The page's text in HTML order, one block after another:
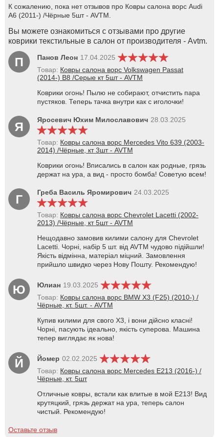
К сожалению, пока нет отзывов про Ковры салона ворс Audi
A6 (2011-) /Чёрные 5шт - AVTM.
Вы можете ознакомиться с отзывами про другие
коврики текстильные в салон от производителя - Avtm.
П Панов Леон 17.04.2025
Товар: Ковры салона ворс Volkswagen Passat
(2014-) B8 /Серые кт 5шт - AVTM
Коврики огонь! Пылю не собирают, отчистить пара
пустяков. Теперь тачка внутри как с иголочки!
Я Яросевич Юхим Милославович 28.03.2025
Товар: Ковры салона ворс Mercedes Vito 639 (2003-
2014) /Чёрные, кт 3шт - AVTM
Коврики огонь! Вписались в салон как родные, грязь
держат на ура, а вид - просто бомба! Советую всем!
Г Греба Василь Яромирович 24.03.2025
Товар: Ковры салона ворс Chevrolet Lacetti (2002-
2013) /Чёрные, кт 5шт - AVTM
Нещодавно замовив килими салону для Chevrolet
Lacetti. Чорні, набір 5 шт. від AVTM чудово підійшли!
Якість відмінна, матеріал міцний. Замовлення
прийшло швидко через Нову Пошту. Рекомендую!
Ю Юлиан 19.03.2025
Товар: Ковры салона ворс BMW X3 (F25) (2010-) /
Чёрные, кт. 5шт. - AVTM
Купив килими для свого X3, і вони дійсно класні!
Чорні, пасують ідеально, якість суперова. Машина
тепер виглядає як нова!
Й Йомер 02.02.2025
Товар: Ковры салона ворс Mercedes E213 (2016-) /
Чёрные, кт. 5шт
Отличные ковры, встали как влитые в мой Е213! Вид
крутяцкий, грязь держат на ура, теперь салон
чистый. Рекомендую!
Оставьте отзыв